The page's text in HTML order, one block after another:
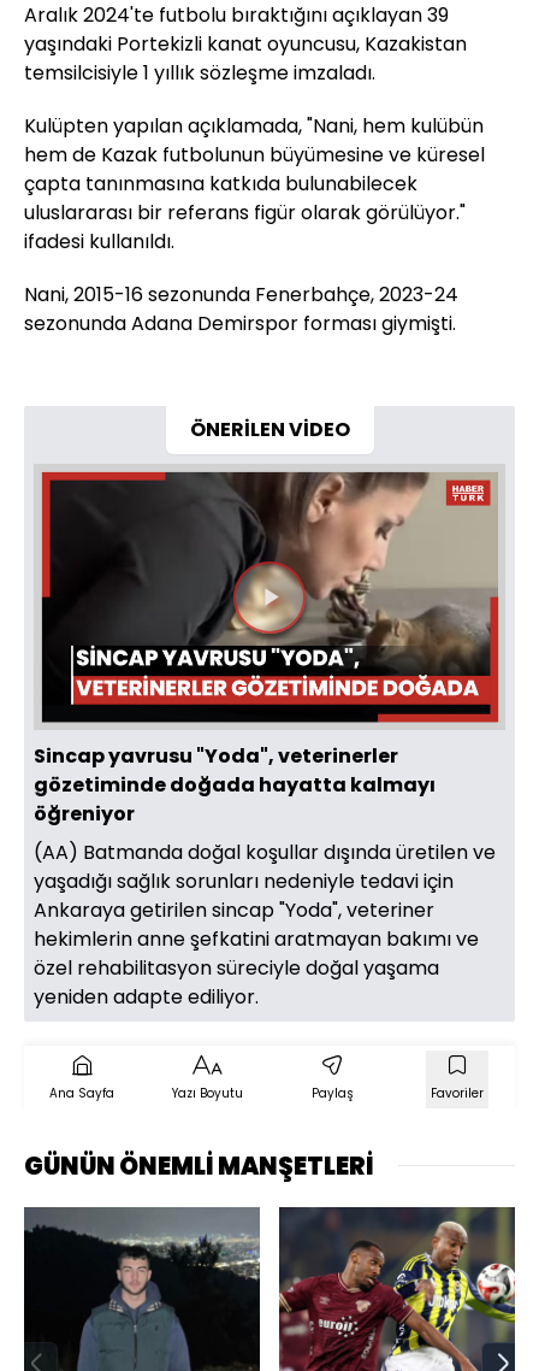
Aralık 2024'te futbolu bıraktığını açıklayan 39
yaşındaki Portekizli kanat oyuncusu, Kazakistan
temsilcisiyle 1 yıllık sözleşme imzaladı.
Kulüpten yapılan açıklamada, "Nani, hem kulübün
hem de Kazak futbolunun büyümesine ve küresel
çapta tanınmasına katkıda bulunabilecek
uluslararası bir referans figür olarak görülüyor."
ifadesi kullanıldı.
Nani, 2015-16 sezonunda Fenerbahçe, 2023-24
sezonunda Adana Demirspor forması giymişti.
ÖNERİLEN VİDEO
Videoyu
Oynat
Sincap yavrusu "Yoda", veterinerler
gözetiminde doğada hayatta kalmayı
öğreniyor
(AA) Batmanda doğal koşullar dışında üretilen ve
yaşadığı sağlık sorunları nedeniyle tedavi için
Ankaraya getirilen sincap "Yoda", veteriner
hekimlerin anne şefkatini aratmayan bakımı ve
özel rehabilitasyon süreciyle doğal yaşama
yeniden adapte ediliyor.
Ana Sayfa Yazı Boyutu Paylaş Favoriler
GÜNÜN ÖNEMLİ MANŞETLERİ